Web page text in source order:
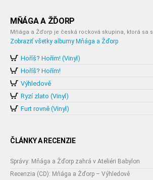
MŇÁGA A ŽĎORP
Mňága a Žďorp je česká rocková skupina, ktorá sa
Zobraziť všetky albumy Mňága a Žďorp
Hoříš? Hořím! (Vinyl)
Hoříš? Hořím!
Výhledově
Ryzí zlato (Vinyl)
Furt rovně (Vinyl)
ČLÁNKY A RECENZIE
Správy: Mňága a Žďorp zahrá v Ateliéri Babylon
Recenzia (CD): Mňága a Žďorp – Výhledově